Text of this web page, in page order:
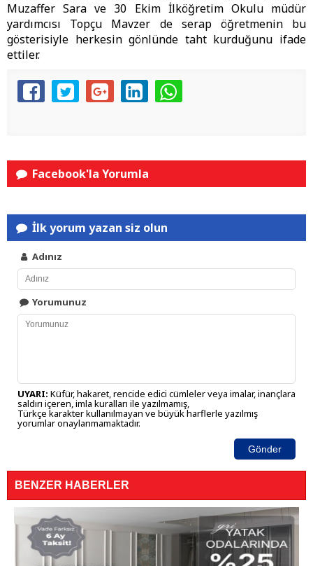
Muzaffer Sara ve 30 Ekim İlköğretim Okulu müdür
yardımcısı Topçu Mavzer de serap öğretmenin bu
gösterisiyle herkesin gönlünde taht kurduğunu ifade
ettiler.
Facebook'la Yorumla
İlk yorum yazan siz olun
Adınız
Yorumunuz
UYARI: Küfür, hakaret, rencide edici cümleler veya imalar, inançlara
saldırı içeren, imla kuralları ile yazılmamış,
Türkçe karakter kullanılmayan ve büyük harflerle yazılmış
yorumlar onaylanmamaktadır.
Gönder
BENZER HABERLER